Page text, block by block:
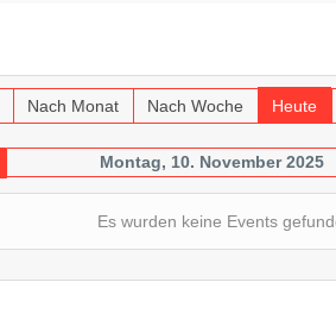
Nach Monat Nach Woche Heute
Montag, 10. November 2025
Es wurden keine Events